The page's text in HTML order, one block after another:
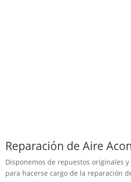
Reparación de Aire
Disponemos de repuestos originales
para hacerse cargo de la reparación